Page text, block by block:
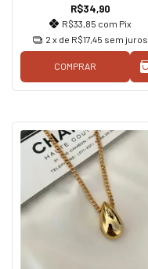
R$34,90
R$33,85 com Pix
2 x de R$17,45 sem juros
COMPRAR